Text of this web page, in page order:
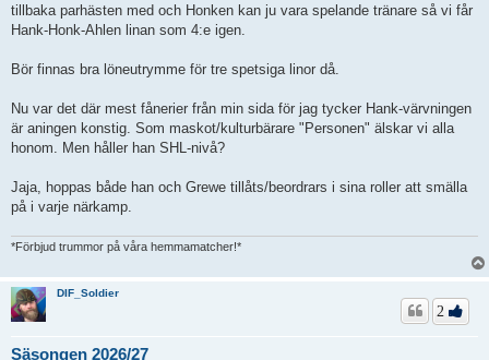
tillbaka parhästen med och Honken kan ju vara spelande tränare så vi får
Hank-Honk-Ahlen linan som 4:e igen.
Bör finnas bra löneutrymme för tre spetsiga linor då.
Nu var det där mest fånerier från min sida för jag tycker Hank-värvningen
är aningen konstig. Som maskot/kulturbärare "Personen" älskar vi alla
honom. Men håller han SHL-nivå?
Jaja, hoppas både han och Grewe tillåts/beordrars i sina roller att smälla
på i varje närkamp.
*Förbjud trummor på våra hemmamatcher!*
DIF_Soldier
Säsongen 2026/27
2